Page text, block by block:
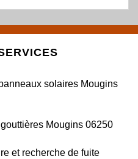
solaires Mougins
Mougins 06250
et recherche de fuite